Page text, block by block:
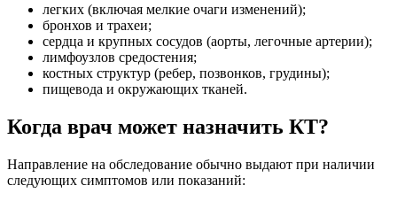
легких (включая мелкие очаги изменений);
бронхов и трахеи;
сердца и крупных сосудов (аорты, легочные артерии);
лимфоузлов средостения;
костных структур (ребер, позвонков, грудины);
пищевода и окружающих тканей.
Когда врач может назначить КТ?
Направление на обследование обычно выдают при наличии
следующих симптомов или показаний: